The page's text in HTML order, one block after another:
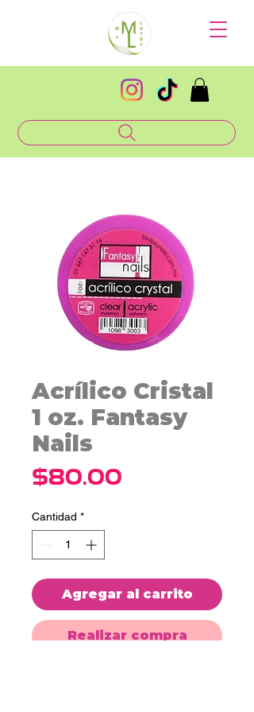
Acrílico Cristal
1 oz. Fantasy
Nails
$80.00
Cantidad *
Agregar al carrito
Realizar compra